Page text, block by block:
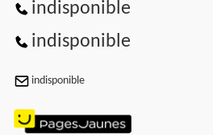
indisponible
indisponible
indisponible